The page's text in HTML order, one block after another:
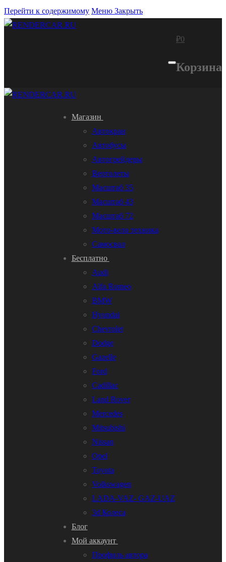
Перейти к содержимому Меню Закрыть
₽0
Корзина
Магазин
Автокран
Автобусы
Автогрейдеры
Вертолеты
Масштаб 35
Масштаб 43
Масштаб 72
Мото-вело техника
Самосвал
Бесплатно
Audi
Alfa Romeo
BMW
Hyundai
Chevrolet
Dodge
Gazelle
Ford
Cadillac
Land Rover
Mercedes
Mitsubishi
Nissan
Opel
Toyota
Volkswagen
LADA-VAZ- GAZ-UAZ
3d Колеса
Блог
Мой аккаунт
Профиль автора